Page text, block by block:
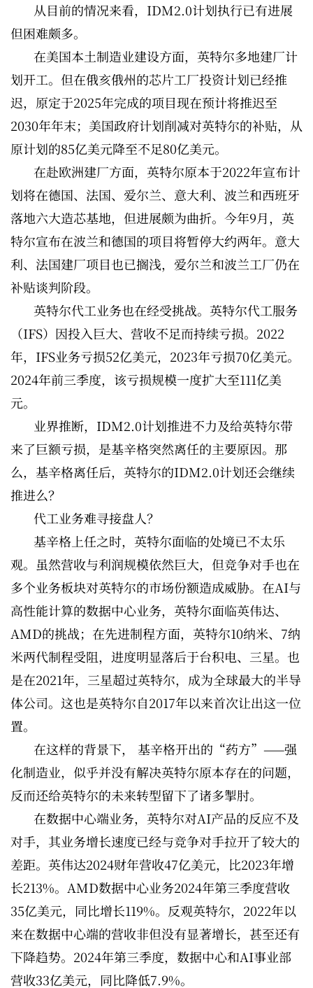
从目前的情况来看，IDM2.0计划执行已有进展
但困难颇多。
在美国本土制造业建设方面，英特尔多地建厂计
划开工。但在俄亥俄州的芯片工厂投资计划已经推
迟，原定于2025年完成的项目现在预计将推迟至
2030年年末；美国政府计划削减对英特尔的补贴，从
原计划的85亿美元降至不足80亿美元。
在赴欧洲建厂方面，英特尔原本于2022年宣布计
划将在德国、法国、爱尔兰、意大利、波兰和西班牙
落地六大造芯基地，但进展颇为曲折。今年9月，英
特尔宣布在波兰和德国的项目将暂停大约两年。意大
利、法国建厂项目也已搁浅，爱尔兰和波兰工厂仍在
补贴谈判阶段。
英特尔代工业务也在经受挑战。英特尔代工服务
（IFS）因投入巨大、营收不足而持续亏损。2022
年，IFS业务亏损52亿美元，2023年亏损70亿美元。
2024年前三季度，该亏损规模一度扩大至111亿美
元。
业界推断，IDM2.0计划推进不力及给英特尔带
来了巨额亏损，是基辛格突然离任的主要原因。那
么，基辛格离任后，英特尔的IDM2.0计划还会继续
推进么？
代工业务难寻接盘人？
基辛格上任之时，英特尔面临的处境已不太乐
观。虽然营收与利润规模依然巨大，但竞争对手也在
多个业务板块对英特尔的市场份额造成威胁。在AI与
高性能计算的数据中心业务，英特尔面临英伟达、
AMD的挑战；在先进制程方面，英特尔10纳米、7纳
米两代制程受阻，进度明显落后于台积电、三星。也
是在2021年，三星超过英特尔，成为全球最大的半导
体公司。这也是英特尔自2017年以来首次让出这一位
置。
在这样的背景下， 基辛格开出的“药方”——强
化制造业，似乎并没有解决英特尔原本存在的问题，
反而还给英特尔的未来转型留下了诸多掣肘。
在数据中心端业务，英特尔对AI产品的反应不及
对手，其业务增长速度已经与竞争对手拉开了较大的
差距。英伟达2024财年营收47亿美元，比2023年增
长213%。AMD数据中心业务2024年第三季度营收
35亿美元，同比增长119%。反观英特尔，2022年以
来在数据中心端的营收非但没有显著增长，甚至还有
下降趋势。2024年第三季度，数据中心和AI事业部
营收33亿美元，同比降低7.9%。